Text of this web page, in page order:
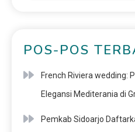
POS-POS
French Riviera wedding:
Elegansi Mediterania di
Pemkab Sidoarjo